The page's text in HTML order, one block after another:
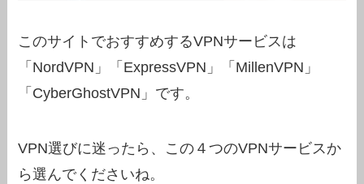
このサイトでおすすめするVPNサービスは
「NordVPN」「ExpressVPN」「MillenVPN」
「CyberGhostVPN」です。
VPN選びに迷ったら、この４つのVPNサービスか
ら選んでくださいね。